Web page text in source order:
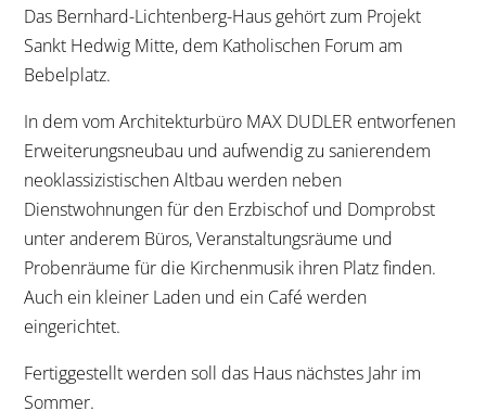
Das Bernhard-Lichtenberg-Haus gehört zum Projekt
Sankt Hedwig Mitte, dem Katholischen Forum am
Bebelplatz.
In dem vom Architekturbüro MAX DUDLER entworfenen
Erweiterungsneubau und aufwendig zu sanierendem
neoklassizistischen Altbau werden neben
Dienstwohnungen für den Erzbischof und Domprobst
unter anderem Büros, Veranstaltungsräume und
Probenräume für die Kirchenmusik ihren Platz finden.
Auch ein kleiner Laden und ein Café werden
eingerichtet.
Fertiggestellt werden soll das Haus nächstes Jahr im
Sommer.